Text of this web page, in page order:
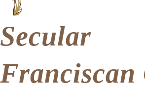
Secular
Franciscan